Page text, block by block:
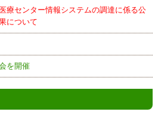
療センター情報システムの調達に係る公
について
を開催